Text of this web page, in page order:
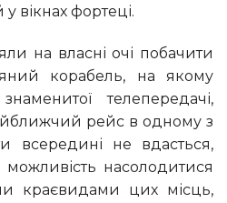
​​вікнах фортеці.
корабель, на якому
телепередачі,
рейс в одному з
всередині не вдасться,
насолодитися
краєвидами цих місць,